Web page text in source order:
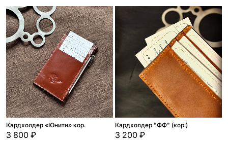
Кардхолдер «Юнити» кор.
3 800 ₽
Кардхолдер "ФФ" (кор.)
3 200 ₽